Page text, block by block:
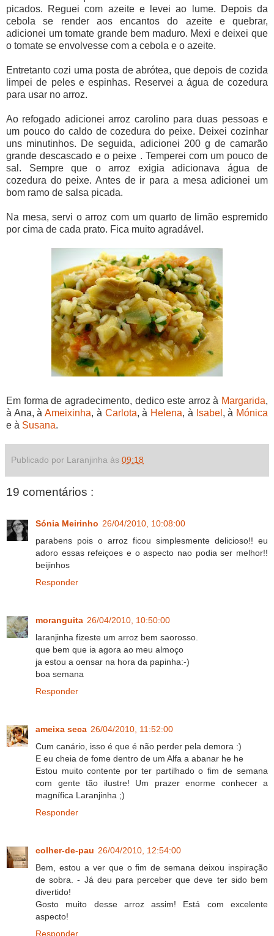
picados. Reguei com azeite e levei ao lume. Depois da
cebola se render aos encantos do azeite e quebrar,
adicionei um tomate grande bem maduro. Mexi e deixei que
o tomate se envolvesse com a cebola e o azeite.
Entretanto cozi uma posta de abrótea, que depois de cozida
limpei de peles e espinhas. Reservei a água de cozedura
para usar no arroz.
Ao refogado adicionei arroz carolino para duas pessoas e
um pouco do caldo de cozedura do peixe. Deixei cozinhar
uns minutinhos. De seguida, adicionei 200 g de camarão
grande descascado e o peixe . Temperei com um pouco de
sal. Sempre que o arroz exigia adicionava água de
cozedura do peixe. Antes de ir para a mesa adicionei um
bom ramo de salsa picada.
Na mesa, servi o arroz com um quarto de limão espremido
por cima de cada prato. Fica muito agradável.
Em forma de agradecimento, dedico este arroz à Margarida,
à Ana, àAmeixinha, à Carlota, à Helena, à Isabel , à Mónica
e à Susana.
Publicado por Laranjinha às 09:18
19 comentários :
Sónia Meirinho 26/04/2010, 10:08:00
parabens pois o arroz ficou simplesmente delicioso!! eu
adoro essas refeiçoes e o aspecto nao podia ser melhor!!
beijinhos
Responder
moranguita 26/04/2010, 10:50:00
laranjinha fizeste um arroz bem saorosso.
que bem que ia agora ao meu almoço
ja estou a oensar na hora da papinha:-)
boa semana
Responder
ameixa seca 26/04/2010, 11:52:00
Cum canário, isso é que é não perder pela demora :)
E eu cheia de fome dentro de um Alfa a abanar he he
Estou muito contente por ter partilhado o fim de semana
com gente tão ilustre! Um prazer enorme conhecer a
magnífica Laranjinha ;)
Responder
colher-de-pau 26/04/2010, 12:54:00
Bem, estou a ver que o fim de semana deixou inspiração
de sobra. - Já deu para perceber que deve ter sido bem
divertido!
Gosto muito desse arroz assim! Está com excelente
aspecto!
Responder